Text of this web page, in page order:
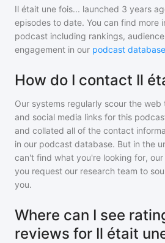
Il était une fois... launched 3 years
episodes to date. You can find more
podcast including rankings,
engagement in our podcast database
How do I contact Il
Our systems regularly scour the
and social media links for this
and collated all of the contact
in our podcast database. But in the
can't find what you're looking for, our
you request our research team to
you.
Where can I see
reviews for Il était